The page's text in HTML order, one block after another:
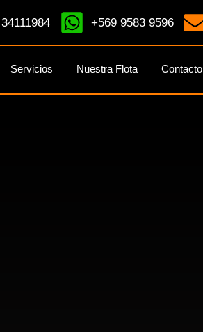
+569 9583 9596
Servicios Nuestra Flota Contacto